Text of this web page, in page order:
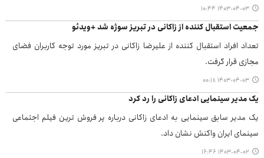
۱۴۰۳-۰۴-۰۳ ۱۰:۴۴
جمعیت استقبال کننده از زاکانی در تبریز سوژه شد +ویدئو
تعداد افراد استقبال کننده از علیرضا زاکانی در تبریز مورد توجه کاربران فضای
مجازی قرار گرفت.
۱۴۰۳-۰۴-۰۳ ۰۰:۱۸
یک مدیر سینمایی ادعای زاکانی را رد کرد
یک مدیر سابق سینمایی به ادعای زاکانی درباره پر فروش ترین فیلم اجتماعی
سینمای ایران واکنش نشان داد.
۱۴۰۳-۰۴-۰۲ ۱۶:۴۶